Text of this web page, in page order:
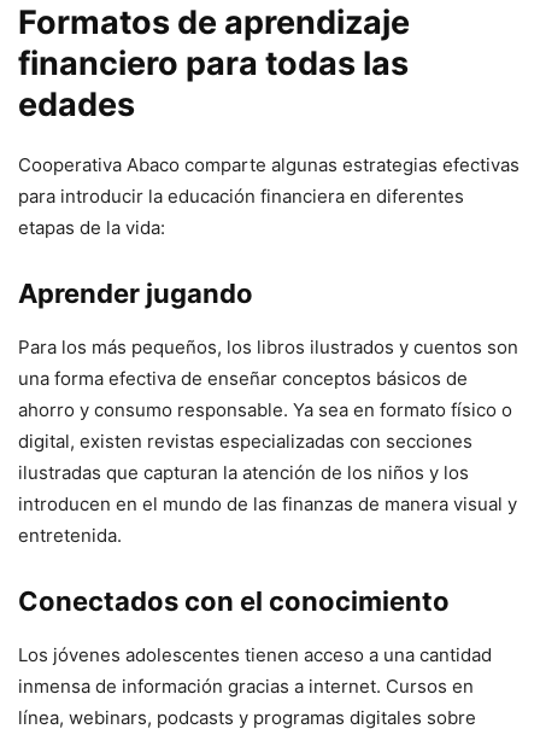
Formatos de aprendizaje
financiero para todas las
edades
Cooperativa Abaco comparte algunas estrategias efectivas
para introducir la educación financiera en diferentes
etapas de la vida:
Aprender jugando
Para los más pequeños, los libros ilustrados y cuentos son
una forma efectiva de enseñar conceptos básicos de
ahorro y consumo responsable. Ya sea en formato físico o
digital, existen revistas especializadas con secciones
ilustradas que capturan la atención de los niños y los
introducen en el mundo de las finanzas de manera visual y
entretenida.
Conectados con el conocimiento
Los jóvenes adolescentes tienen acceso a una cantidad
inmensa de información gracias a internet. Cursos en
línea, webinars, podcasts y programas digitales sobre